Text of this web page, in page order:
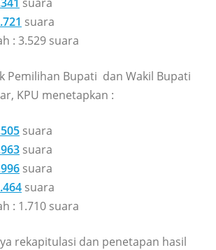
suara
: 3.529 suara
Pemilihan Bupati dan Wakil Bupati
KPU menetapkan :
suara
suara
suara
suara
: 1.710 suara
rekapitulasi dan penetapan hasil